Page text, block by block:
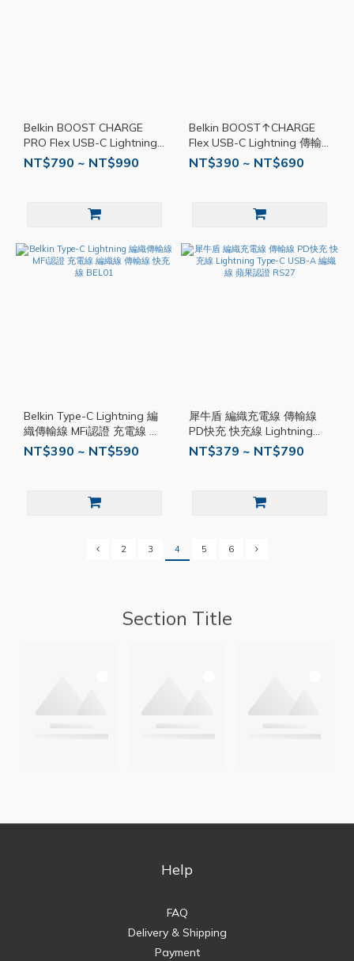
Belkin BOOST CHARGE
PRO Flex USB-C Lightning
傳輸線 充電線 BEL03
NT$790 ~ NT$990
Belkin BOOST↑CHARGE
Flex USB-C Lightning 傳輸
線 MFi認證 充電線 BEL02
NT$390 ~ NT$690
Belkin Type-C Lightning 編
織傳輸線 MFi認證 充電線 編
織線 傳輸線 快充線 BEL01
NT$390 ~ NT$590
犀牛盾 編織充電線 傳輸線
PD快充 快充線 Lightning
Type-C USB-A 編織線 蘋果
認證 RS27
NT$379 ~ NT$790
2 3 4 5 6
Section Title
Help
FAQ
Delivery & Shipping
Payment